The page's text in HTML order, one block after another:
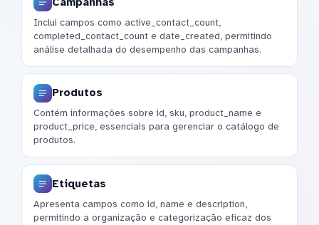
Inclui campos como active_contact_count,
completed_contact_count e date_created, permitindo
análise detalhada do desempenho das campanhas.
Produtos
Contém informações sobre id, sku, product_name e
product_price, essenciais para gerenciar o catálogo de
produtos.
Etiquetas
Apresenta campos como id, name e description,
permitindo a organização e categorização eficaz dos